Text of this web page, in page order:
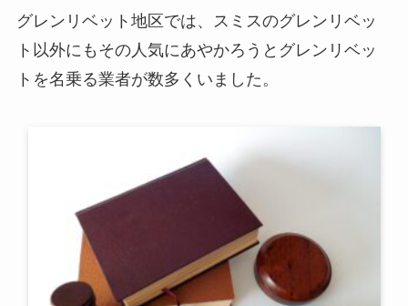
グレンリベット地区では、スミスのグレンリベッ
ト以外にもその人気にあやかろうとグレンリベッ
トを名乗る業者が数多くいました。